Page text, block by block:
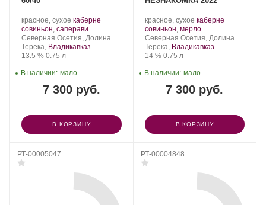
Производитель:
Константин
Дзитоев.
красное, сухое .
Сорт
винограда:
каберне
совиньон, саперави
Регион:
Северная Осетия, Долина
Терека, Владикавказ
Крепость
13.5 %. Объем
0.75 л
7 300 руб.
В наличии: мало
В КОРЗИНУ
Производитель:
Константин
Дзитоев.
красное, сухое .
Сорт
винограда:
каберне
совиньон, мерло.
Регион:
Северная Осетия, Долина
Терека, Владикавказ
Крепость
14 %. Объем
0.75 л
7 300 руб.
В наличии: мало
В КОРЗИНУ
РТ-00005047 РТ-00004848